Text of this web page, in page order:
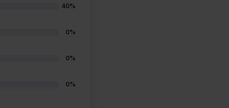
40%
0%
0%
0%